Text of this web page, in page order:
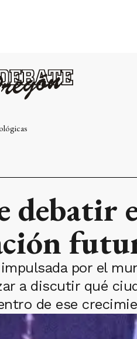
debatir
por el
a discutir qué
de ese